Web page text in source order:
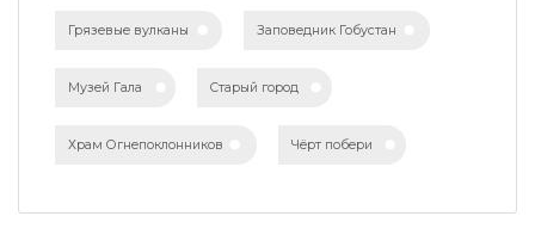
Грязевые вулканы Заповедник Гобустан
Музей Гала Старый город
Храм Огнепоклонников Чёрт побери